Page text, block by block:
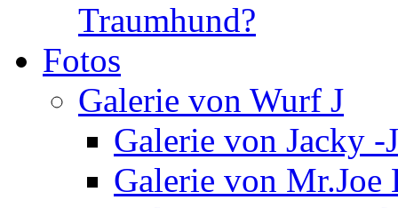
Traumhund?
Fotos
Galerie von Wurf J
Galerie von Jacky -
Galerie von Mr.Joe